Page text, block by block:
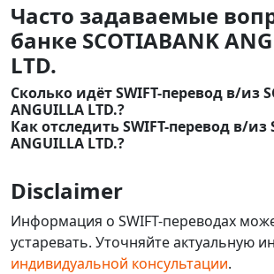
Часто задаваемые
банке SCOTIABANK
LTD.
Сколько идёт SWIFT-перевод в/из
ANGUILLA LTD.?
Как отследить SWIFT-перевод в/из
ANGUILLA LTD.?
Disclaimer
Информация о SWIFT-переводах
устаревать. Уточняйте актуальную
индивидуальной консультации.